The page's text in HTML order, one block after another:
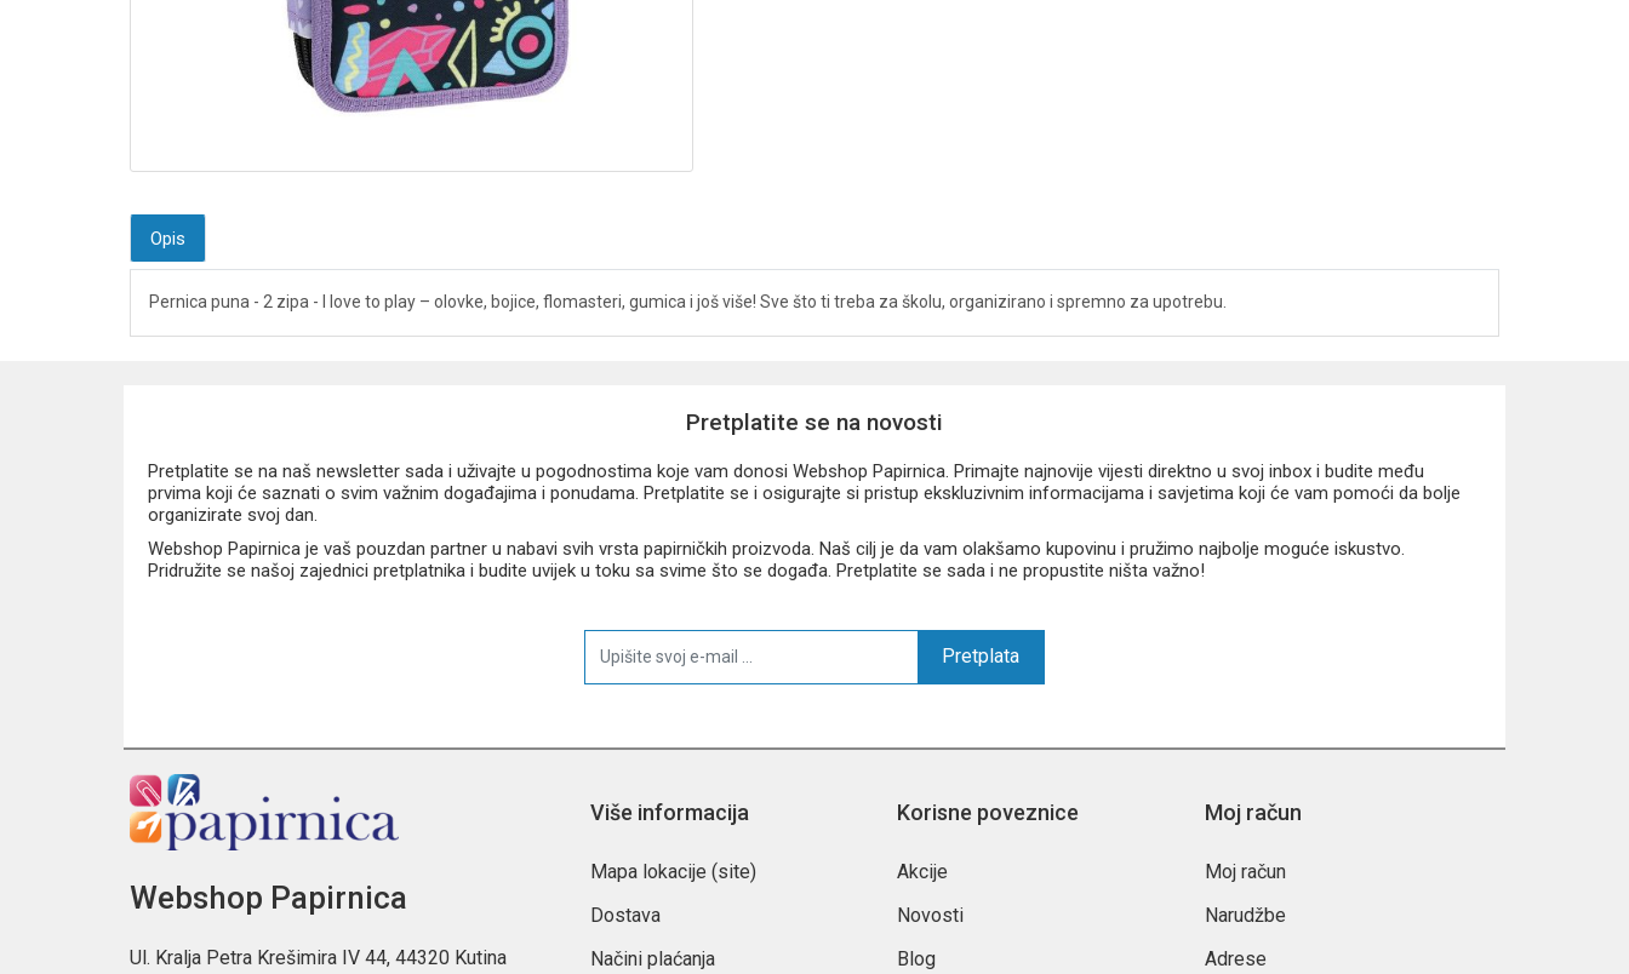
Opis
Pernica puna - 2 zipa - I love to play – olovke, bojice, flomasteri, gumica i još više! Sve što ti treba za školu, organizirano i spremno za upotrebu.
Pretplatite se na novosti
Pretplatite se na naš newsletter sada i uživajte u pogodnostima koje vam donosi Webshop Papirnica. Primajte najnovije vijesti direktno u svoj inbox i budite među
prvima koji će saznati o svim važnim događajima i ponudama. Pretplatite se i osigurajte si pristup ekskluzivnim informacijama i savjetima koji će vam pomoći da bolje
organizirate svoj dan.
Webshop Papirnica je vaš pouzdan partner u nabavi svih vrsta papirničkih proizvoda. Naš cilj je da vam olakšamo kupovinu i pružimo najbolje moguće iskustvo.
Pridružite se našoj zajednici pretplatnika i budite uvijek u toku sa svime što se događa. Pretplatite se sada i ne propustite ništa važno!
Pretplata
Webshop Papirnica
Ul. Kralja Petra Krešimira IV 44, 44320 Kutina
Više informacija
Mapa lokacije (site)
Dostava
Načini plaćanja
Korisne poveznice
Akcije
Novosti
Blog
Moj račun
Moj račun
Narudžbe
Adrese